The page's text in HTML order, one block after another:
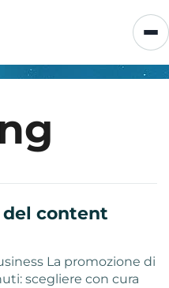
del content
La promozione di
scegliere con cura